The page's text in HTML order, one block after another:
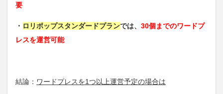
要
・ ロリポップスタンダードプランでは、 30個までのワードプ
レスを運営可能
結論： ワードプレスを1つ以上運営予定の場合は